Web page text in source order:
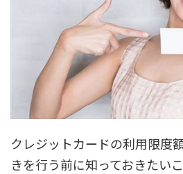
クレジットカードの利用限度
きを行う前に知っておきたい